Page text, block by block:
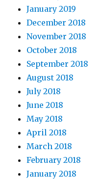
January 2019
December 2018
November 2018
October 2018
September 2018
August 2018
July 2018
June 2018
May 2018
April 2018
March 2018
February 2018
January 2018